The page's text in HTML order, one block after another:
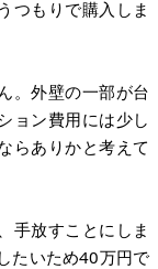
つもりで購入しま
。外壁の一部が台
ョン費用には少し
らありかと考えて
手放すことにしま
たいため40万円で